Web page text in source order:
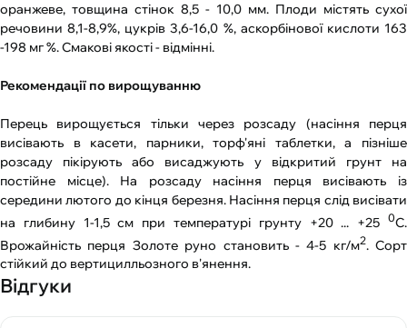
оранжеве, товщина стінок 8,5 - 10,0 мм. Плоди містять сухої
речовини 8,1-8,9%, цукрів 3,6-16,0 %, аскорбінової кислоти 163
-198 мг %. Смакові якості - відмінні.
Рекомендації по вирощуванню
Перець вирощується тільки через розсаду (насіння перця
висівають в касети, парники, торф'яні таблетки, а пізніше
розсаду пікірують або висаджують у відкритий грунт на
постійне місце). На розсаду насіння перця висівають із
середини лютого до кінця березня. Насіння перця слід висівати
на глибину 1-1,5 см при температурі грунту +20 ... +25 0С.
Врожайність перця Золоте руно становить - 4-5 кг/м2. Сорт
стійкий до вертицилльозного в'янення.
Відгуки